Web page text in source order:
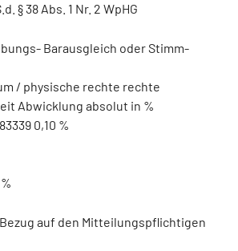
§ 38 Abs. 1 Nr. 2 WpHG
Barausgleich oder Stimm-
/ physische rechte rechte
Abwicklung absolut in %
0,10 %
auf den Mitteilungspflichtigen